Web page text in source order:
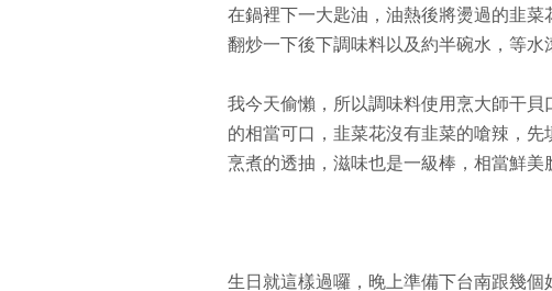
在鍋裡下一大匙油，油熱後將燙過的韭菜
翻炒一下後下調味料以及約半碗水，等水
我今天偷懶，所以調味料使用烹大師干
的相當可口，韭菜花沒有韭菜的嗆辣，
烹煮的透抽，滋味也是一級棒，相當鮮美
生日就這樣過囉，晚上準備下台南跟幾